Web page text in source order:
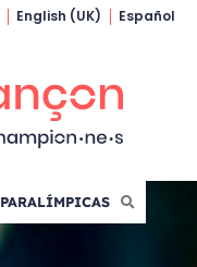
English (UK) Español
PARALÍMPICAS